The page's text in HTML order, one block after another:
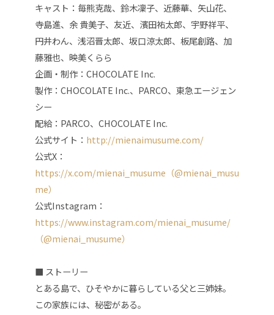
キャスト：毎熊克哉、鈴木凜子、近藤華、矢山花、
寺島進、余 貴美子、友近、濱田祐太郎、宇野祥平、
円井わん、浅沼晋太郎、坂口涼太郎、板尾創路、加
藤雅也、映美くらら
企画・制作：CHOCOLATE Inc.
製作：CHOCOLATE Inc.、PARCO、東急エージェン
シー
配給：PARCO、CHOCOLATE Inc.
公式サイト： http://mienaimusume.com/
公式X：
https://x.com/mienai_musume（@mienai_musu
me）
公式Instagram：
https://www.instagram.com/mienai_musume/
（@mienai_musume）
■ ストーリー
とある島で、ひそやかに暮らしている父と三姉妹。
この家族には、秘密がある。